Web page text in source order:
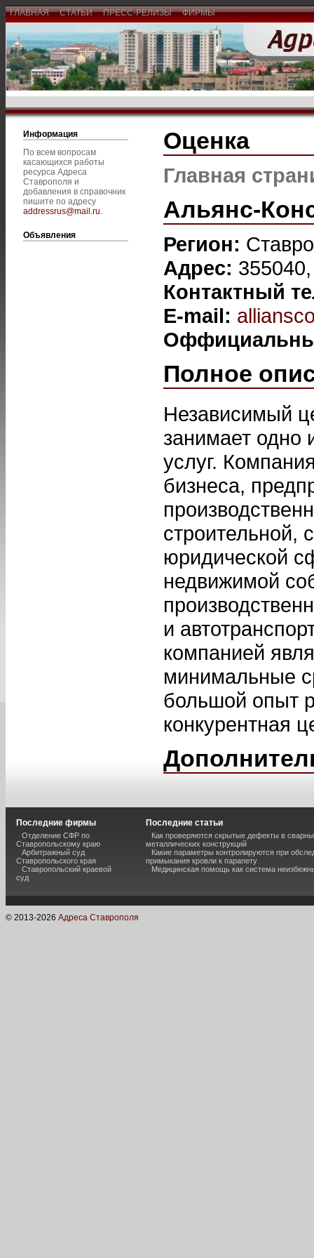
ГЛАВНАЯ СТАТЬИ ПРЕСС-РЕЛИЗЫ ФИРМЫ
Информация
По всем вопросам
касающихся работы
ресурса Адреса
Ставрополя и
добавления в справочник
пишите по адресу
addressrus@mail.ru.
Объявления
Оценка
Главная
Альянс-
Регион:
Адрес:
Контактный
E-mail:
Полное
Независимый
занимает одно
услуг.
бизнеса,
строительной,
юридической
недвижимой
и
компанией
минимальные
большой опыт
конкурентная
Последние фирмы
Отделение СФР по
Ставропольскому краю
Арбитражный суд
Ставропольского края
Ставропольский краевой
суд
Последние статьи
Как проверяются скрытые дефекты в
металлических конструкций
Какие параметры контролируются при
примыкания кровли к парапету
Медицинская помощь как система
© 2013-2026 Адреса Ставрополя